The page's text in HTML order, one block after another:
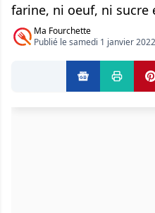
farine, ni oeuf, ni sucre
Ma Fourchette
Publié le samedi 1 janvier